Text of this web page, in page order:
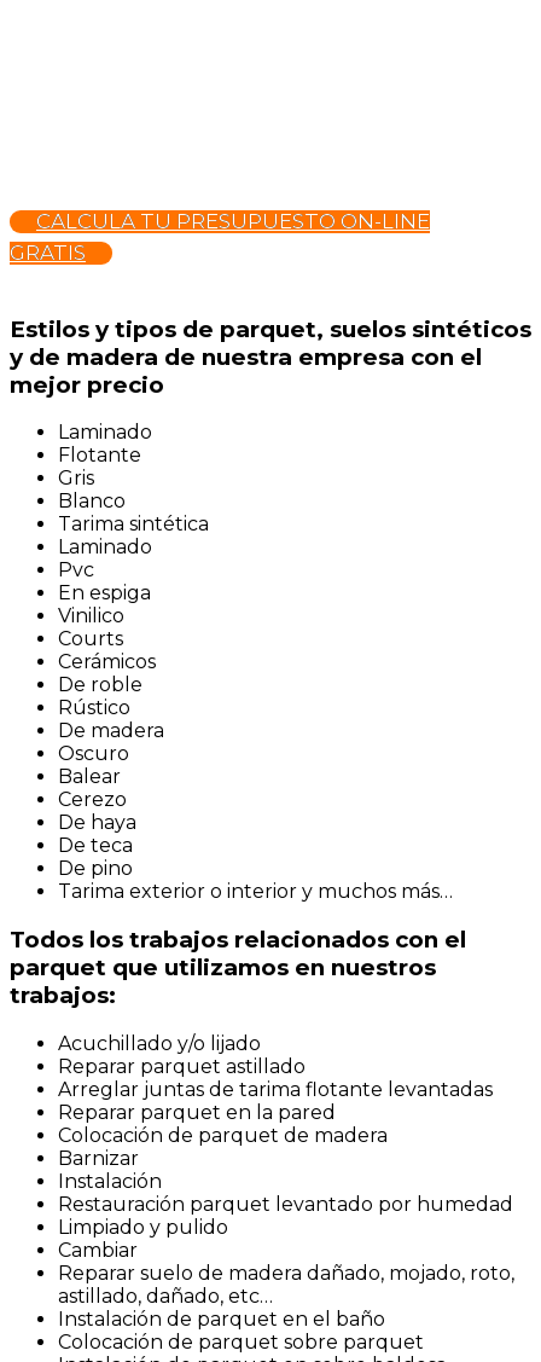
CALCULA TU PRESUPUESTO ON-LINE
GRATIS
Estilos y tipos de parquet, suelos sintéticos
y de madera de nuestra empresa con el
mejor precio
Laminado
Flotante
Gris
Blanco
Tarima sintética
Laminado
Pvc
En espiga
Vinilico
Courts
Cerámicos
De roble
Rústico
De madera
Oscuro
Balear
Cerezo
De haya
De teca
De pino
Tarima exterior o interior y muchos más…
Todos los trabajos relacionados con el
parquet que utilizamos en nuestros
trabajos:
Acuchillado y/o lijado
Reparar parquet astillado
Arreglar juntas de tarima flotante levantadas
Reparar parquet en la pared
Colocación de parquet de madera
Barnizar
Instalación
Restauración parquet levantado por humedad
Limpiado y pulido
Cambiar
Reparar suelo de madera dañado, mojado, roto,
astillado, dañado, etc…
Instalación de parquet en el baño
Colocación de parquet sobre parquet